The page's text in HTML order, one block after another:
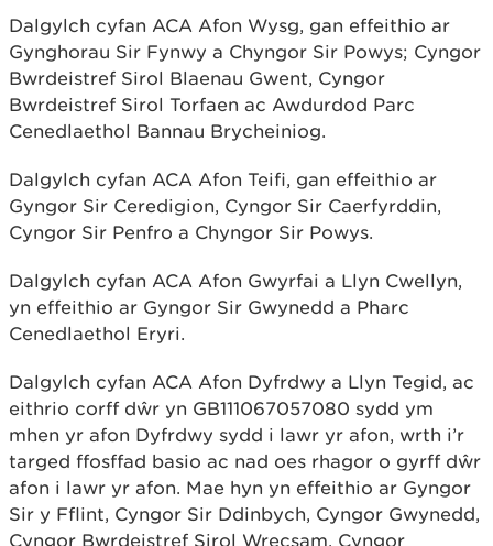
Dalgylch cyfan ACA Afon Wysg, gan effeithio ar
Gynghorau Sir Fynwy a Chyngor Sir Powys; Cyngor
Bwrdeistref Sirol Blaenau Gwent, Cyngor
Bwrdeistref Sirol Torfaen ac Awdurdod Parc
Cenedlaethol Bannau Brycheiniog.
Dalgylch cyfan ACA Afon Teifi, gan effeithio ar
Gyngor Sir Ceredigion, Cyngor Sir Caerfyrddin,
Cyngor Sir Penfro a Chyngor Sir Powys.
Dalgylch cyfan ACA Afon Gwyrfai a Llyn Cwellyn,
yn effeithio ar Gyngor Sir Gwynedd a Pharc
Cenedlaethol Eryri.
Dalgylch cyfan ACA Afon Dyfrdwy a Llyn Tegid, ac
eithrio corff dŵr yn GB111067057080 sydd ym
mhen yr afon Dyfrdwy sydd i lawr yr afon, wrth i’r
targed ffosffad basio ac nad oes rhagor o gyrff dŵr
afon i lawr yr afon. Mae hyn yn effeithio ar Gyngor
Sir y Fflint, Cyngor Sir Ddinbych, Cyngor Gwynedd,
Cyngor Bwrdeistref Sirol Wrecsam, Cyngor